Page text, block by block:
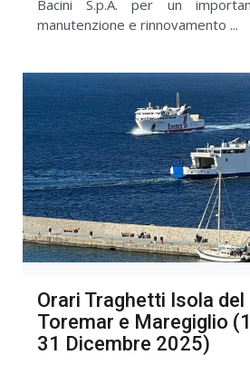
Bacini S.p.A. per un
manutenzione e rinnovamento ...
Orari Traghetti Isola del
Toremar e Maregiglio
31 Dicembre 2025)